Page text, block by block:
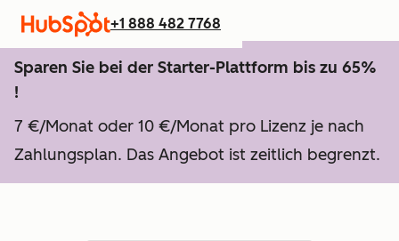
+1 888 482 7768
Sparen Sie bei der Starter-Plattform bis zu 65%
!
7 €/Monat oder 10 €/Monat pro Lizenz je nach
Zahlungsplan. Das Angebot ist zeitlich begrenzt.